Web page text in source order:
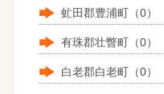
虻田郡豊浦町（0）
有珠郡壮瞥町（0）
白老郡白老町（0）